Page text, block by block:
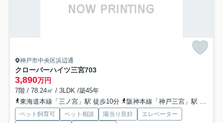
神戸市中央区浜辺通
クローバーハイツ三宮703
3,890万円
7階 / 78.24㎡ / 3LDK /築45年
東海道本線「三ノ宮」駅 徒歩10分
阪神本線「神戸三宮」駅 徒歩10分
ペット飼育可 ペット相談 陽当り良好
エレベーター